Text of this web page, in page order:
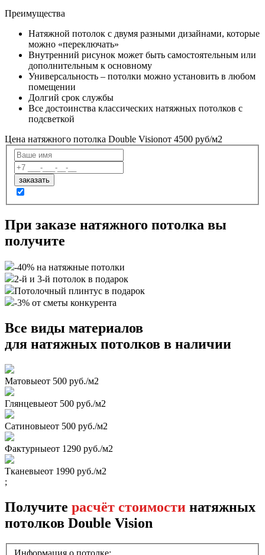
Преимущества
Натяжной потолок с двумя разными дизайнами, которые
можно «переключать»
Внутренний рисунок может быть самостоятельным или
дополнительным к основному
Универсальность – потолки можно установить в любом
помещении
Долгий срок службы
Все достоинства классических натяжных потолков с
подсветкой
Цена натяжного потолка Double Visionот 4500 руб/м2
При заказе натяжного потолка вы
получите
-40% на натяжные потолки
2-й и 3-й потолок в подарок
Потолочный плинтус в подарок
-3% от сметы конкурента
Все виды материалов
для натяжных потолков в наличии
Матовыеот 500 руб./м2
Глянцевыеот 500 руб./м2
Сатиновыеот 500 руб./м2
Фактурныеот 1290 руб./м2
Тканевыеот 1990 руб./м2
;
Получите расчёт стоимости натяжных
потолков Double Vision
Информация о потолке: